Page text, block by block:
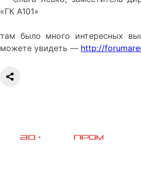
«ГК А101»
там было много интересных
можете увидеть — http://